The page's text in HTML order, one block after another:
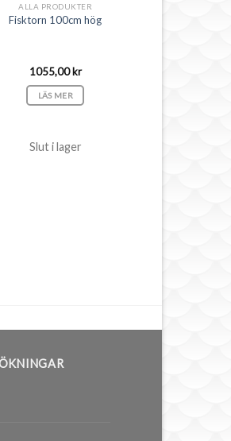
ALLA PRODUKTER
Fisktorn 100cm hög
1055,00kr
LÄS MER
Slut i lager